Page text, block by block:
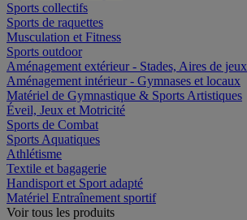
Sports collectifs
Sports de raquettes
Musculation et Fitness
Sports outdoor
Aménagement extérieur - Stades, Aires de jeux
Aménagement intérieur - Gymnases et locaux
Matériel de Gymnastique & Sports Artistiques
Éveil, Jeux et Motricité
Sports de Combat
Sports Aquatiques
Athlétisme
Textile et bagagerie
Handisport et Sport adapté
Matériel Entraînement sportif
Voir tous les produits